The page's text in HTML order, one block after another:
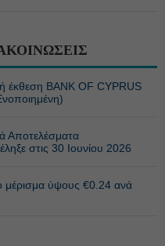
έκθεση BANK OF CYPRUS
Αποτελέσματα
στις 30 Ιουνίου 2026
μέρισμα ύψους €0.24 ανά